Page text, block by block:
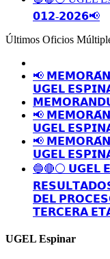
𝟬𝟭𝟮-𝟮𝟬𝟮𝟲📢
Últimos Oficios
📢
𝗨𝗚𝗘𝗟
📢
𝗨𝗚𝗘𝗟
📢
𝗨𝗚𝗘𝗟
🔵🔴⚪️ 𝗨𝗚𝗘𝗟
𝗗𝗘𝗟
𝗧𝗘𝗥𝗖𝗘𝗥𝗔
UGEL Espinar